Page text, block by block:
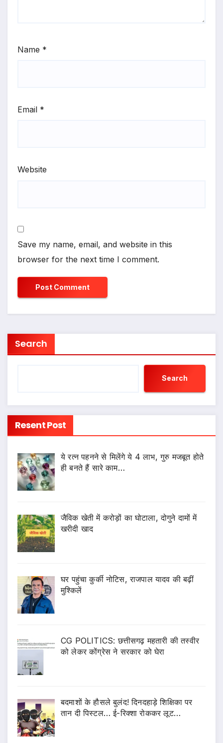
Name *
Email *
Website
Save my name, email, and website in this
browser for the next time I comment.
Search
Search
Resent Post
ये रत्न पहनने से मिलेंगे ये 4 लाभ, गुरु मजबूत होते
ही बनते हैं सारे काम…
जैविक खेती में करोड़ों का घोटाला, दोगुने दामों में
खरीदी खाद
घर पहुंचा कुर्की नोटिस, राजपाल यादव की बढ़ीं
मुश्किलें
CG POLITICS: छत्तीसगढ़ महतारी की तस्वीर
को लेकर कोंग्रेस ने सरकार को घेरा
बदमाशों के हौसले बुलंद! दिनदहाड़े शिक्षिका पर
तान दी पिस्टल… ई-रिक्शा रोककर लूट…